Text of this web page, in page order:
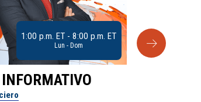
1:00 p.m. ET - 8:00 p.m. ET
Lun - Dom